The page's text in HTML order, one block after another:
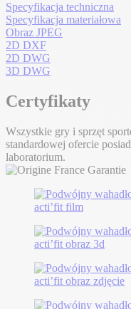
Specyfikacja techniczna
Specyfikacja materiałowa
Obraz JPEG
2D DXF
2D DWG
3D DWG
Certyfikaty
Wszystkie gry i sprzęt
standardowej ofercie
laboratorium.